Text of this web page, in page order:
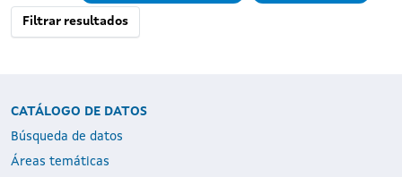
Filtrar resultados
CATÁLOGO DE DATOS
Búsqueda de datos
Áreas temáticas